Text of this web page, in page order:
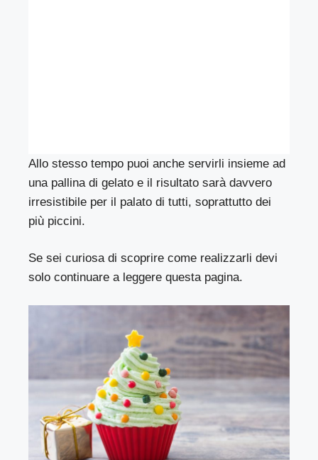
Allo stesso tempo puoi anche servirli insieme ad
una pallina di gelato e il risultato sarà davvero
irresistibile per il palato di tutti, soprattutto dei
più piccini.
Se sei curiosa di scoprire come realizzarli devi
solo continuare a leggere questa pagina.